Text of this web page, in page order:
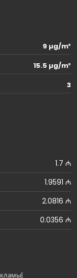
9 µg/m³
15.5 µg/m³
3
1.7 ₼
1.9591 ₼
2.0816 ₼
0.0356 ₼
|